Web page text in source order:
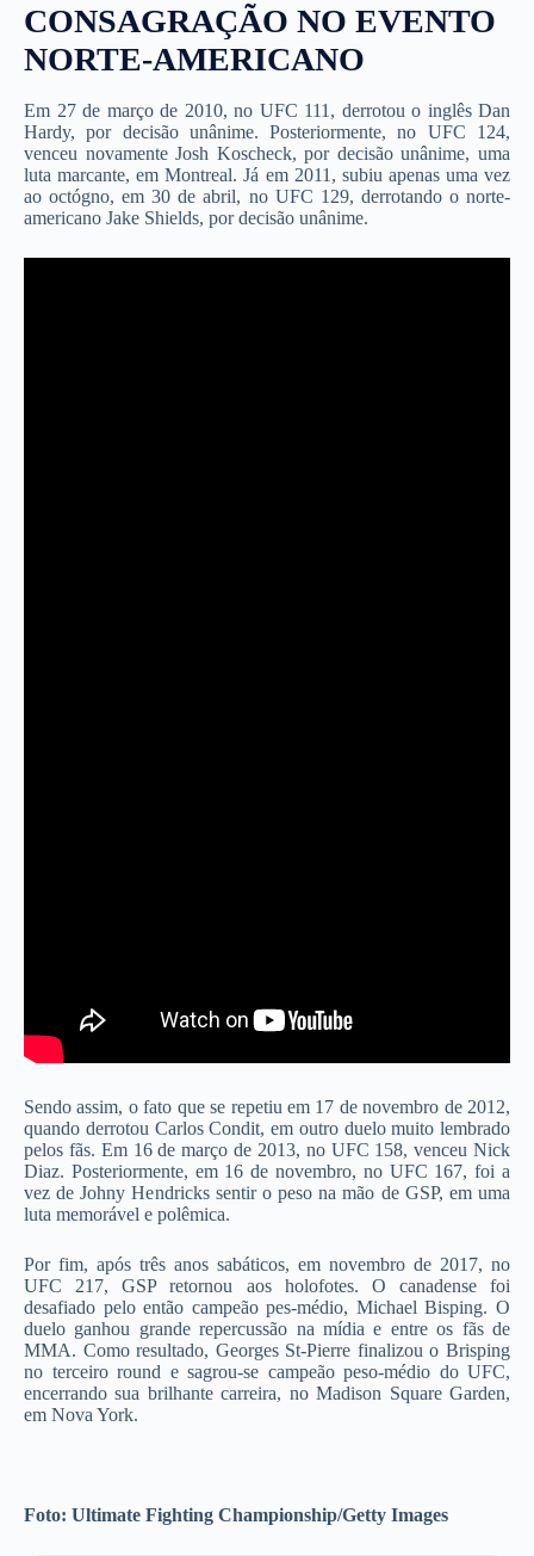
CONSAGRAÇÃO NO EVENTO
NORTE-AMERICANO
Em 27 de março de 2010, no UFC 111, derrotou o inglês Dan
Hardy, por decisão unânime. Posteriormente, no UFC 124,
venceu novamente Josh Koscheck, por decisão unânime, uma
luta marcante, em Montreal. Já em 2011, subiu apenas uma vez
ao octógno, em 30 de abril, no UFC 129, derrotando o norte-
americano Jake Shields, por decisão unânime.
Sendo assim, o fato que se repetiu em 17 de novembro de 2012,
quando derrotou Carlos Condit, em outro duelo muito lembrado
pelos fãs. Em 16 de março de 2013, no UFC 158, venceu Nick
Diaz. Posteriormente, em 16 de novembro, no UFC 167, foi a
vez de Johny Hendricks sentir o peso na mão de GSP, em uma
luta memorável e polêmica.
Por fim, após três anos sabáticos, em novembro de 2017, no
UFC 217, GSP retornou aos holofotes. O canadense foi
desafiado pelo então campeão pes-médio, Michael Bisping. O
duelo ganhou grande repercussão na mídia e entre os fãs de
MMA. Como resultado, Georges St-Pierre finalizou o Brisping
no terceiro round e sagrou-se campeão peso-médio do UFC,
encerrando sua brilhante carreira, no Madison Square Garden,
em Nova York.
Foto: Ultimate Fighting Championship/Getty Images